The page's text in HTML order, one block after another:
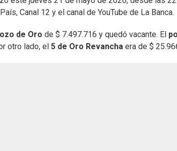
Canal 12 y el canal de YouTube de La Banca.
de Oro de $ 7.497.716 y quedó vacante. El
otro lado, el 5 de Oro Revancha era de $